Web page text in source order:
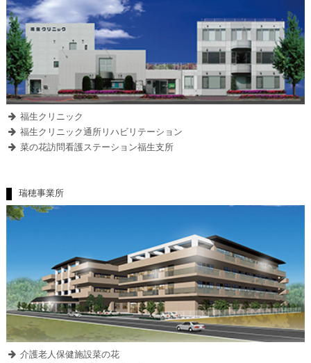
福生クリニック
福生クリニック通所リハビリテーション
菜の花訪問看護ステーション福生支所
瑞穂事業所
介護老人保健施設菜の花